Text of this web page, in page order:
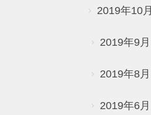
2019年10月
2019年9月
2019年8月
2019年6月